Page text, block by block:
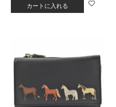
カートに入れる